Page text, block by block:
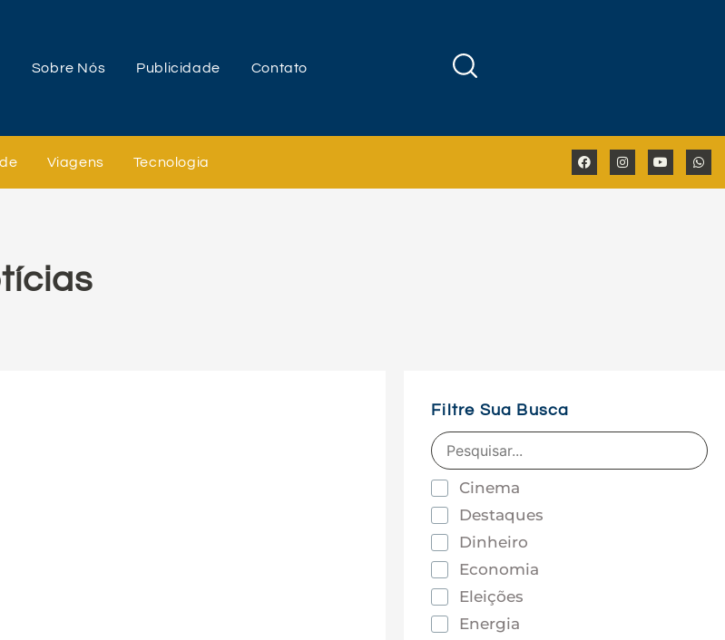
Sobre Nós Publicidade Contato
Viagens Tecnologia
Filtre Sua Busca
Cinema
Destaques
Dinheiro
Economia
Eleições
Energia